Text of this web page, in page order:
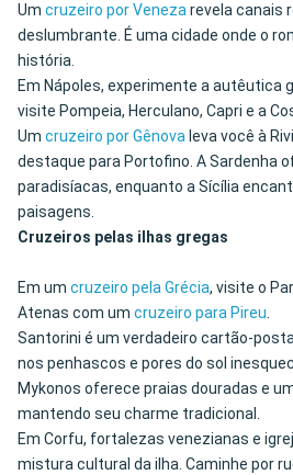
Um cruzeiro por Venezarevela canais
deslumbrante. É uma cidade onde o
história.
Em Nápoles, experimente a autêutica
visite Pompeia, Herculano, Capri e a
Um cruzeiro por Gênova leva você à
destaque para Portofino. A Sardenha
paradisíacas, enquanto a Sícília
paisagens.
Cruzeiros pelas ilhas gregas
Em um cruzeiro pela Grécia, visite o
Atenas com um cruzeiro para Pireu.
Santorini é um verdadeiro cartão-
nos penhascos e pores do sol
Mykonos oferece praias douradas e
mantendo seu charme tradicional.
Em Corfu, fortalezas venezianas e
mistura cultural da ilha. Caminhe por